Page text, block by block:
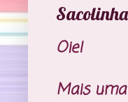
Oie!
Mais